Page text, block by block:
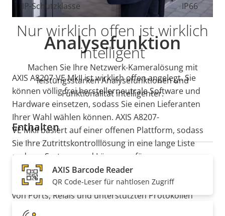
Nur wirklich offen ist wirklich
intelligent
AXIS A8207-VE MkII ist wirklich offen angelegt. Sie
können völlig frei herstellerneutrale Software und
Hardware einsetzen, sodass Sie einen Lieferanten
Ihrer Wahl wählen können. AXIS A8207-
VE MkII basiert auf einer offenen Plattform, sodass
Sie Ihre Zutrittskontrolllösung in eine lange Liste
anderer Systeme und Lösungen für
Videoüberwachung, Zutrittskontrolle und
Kommunikation integrieren können. Mit der Vielzahl
von Ports, Relais und unterstützten Protokollen
können externe Sensoren angeschlossen,
IP-Schutzklasse IP66
Analysefunktion
Machen Sie Ihre Netzwerk-Kameralösung mit
leistungsstarken Analysefunktionen und
Funktionalität intelligenter.
Enthalten
AXIS Barcode Reader
QR Code-Leser für nahtlosen Zugriff